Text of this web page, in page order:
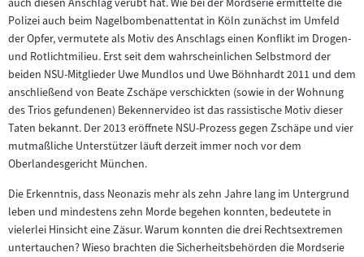
auch diesen Anschlag verübt hat. Wie bei der Mordserie ermittelte die
Polizei auch beim Nagelbombenattentat in Köln zunächst im Umfeld
der Opfer, vermutete als Motiv des Anschlags einen Konflikt im Drogen-
und Rotlichtmilieu. Erst seit dem wahrscheinlichen Selbstmord der
beiden NSU-Mitglieder Uwe Mundlos und Uwe Böhnhardt 2011 und dem
anschließend von Beate Zschäpe verschickten (sowie in der Wohnung
des Trios gefundenen) Bekennervideo ist das rassistische Motiv dieser
Taten bekannt. Der 2013 eröffnete NSU-Prozess gegen Zschäpe und vier
mutmaßliche Unterstützer läuft derzeit immer noch vor dem
Oberlandesgericht München.
Die Erkenntnis, dass Neonazis mehr als zehn Jahre lang im Untergrund
leben und mindestens zehn Morde begehen konnten, bedeutete in
vielerlei Hinsicht eine Zäsur. Warum konnten die drei Rechtsextremen
untertauchen? Wieso brachten die Sicherheitsbehörden die Mordserie